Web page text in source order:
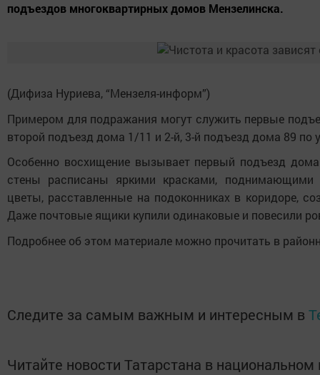
подъездов многоквартирных домов Мензелинска.
(Дифиза Нуриева, “Мензеля-информ”)
Примером для подражания могут служить первые
второй подъезд дома 1/11 и 2-й, 3-й подъезд дома 89 по
Особенно восхищение вызывает первый подъезд
стены расписаны яркими красками, поднимающими
цветы, расставленные на подоконниках в коридоре,
Даже почтовые ящики купили одинаковые и повесили
Подробнее об этом материале можно прочитать в
Следите за самым важным и интересным в
Читайте новости Татарстана в